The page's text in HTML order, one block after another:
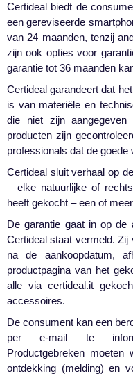
Certideal biedt de
een gereviseerde
van 24 maanden, tenzij
zijn ook opties voor
garantie tot 36 maanden
Certideal garandeert dat
is van materiële en
die niet zijn
producten zijn
professionals dat de goede
Certideal sluit verhaal op
– elke natuurlijke of
heeft gekocht – een of
De garantie gaat in op de
Certideal staat vermeld. Zij
na de aankoopdatum,
productpagina van het
alle via certideal.it
accessoires.
De consument kan een
per e-mail te
Productgebreken
ontdekking (melding) en